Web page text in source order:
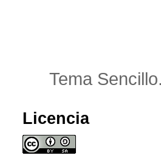
Tema
Licencia